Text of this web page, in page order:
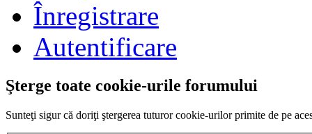
Înregistrare
Autentificare
Şterge toate cookie-urile forumului
Sunteţi sigur că doriţi ştergerea tuturor cookie-urilor primite de pe